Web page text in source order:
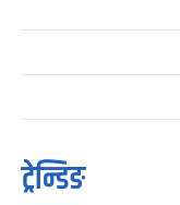
ट्रेन्डिङ